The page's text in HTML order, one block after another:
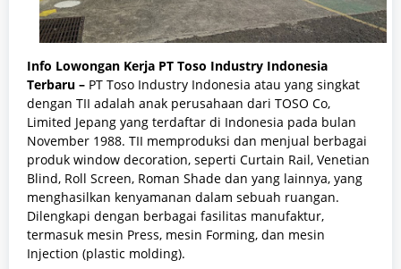
Info Lowongan Kerja PT Toso Industry Indonesia
Terbaru – PT Toso Industry Indonesia atau yang singkat
dengan TII adalah anak perusahaan dari TOSO Co,
Limited Jepang yang terdaftar di Indonesia pada bulan
November 1988. TII memproduksi dan menjual berbagai
produk window decoration, seperti Curtain Rail, Venetian
Blind, Roll Screen, Roman Shade dan yang lainnya, yang
menghasilkan kenyamanan dalam sebuah ruangan.
Dilengkapi dengan berbagai fasilitas manufaktur,
termasuk mesin Press, mesin Forming, dan mesin
Injection (plastic molding).